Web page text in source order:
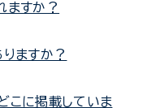
ますか？
ますか？
こに掲載していま